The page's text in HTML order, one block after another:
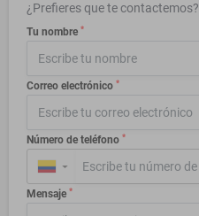
¿Prefieres que te contactemos?
Tu nombre *
Correo electrónico *
Número de teléfono *
▼
Mensaje *